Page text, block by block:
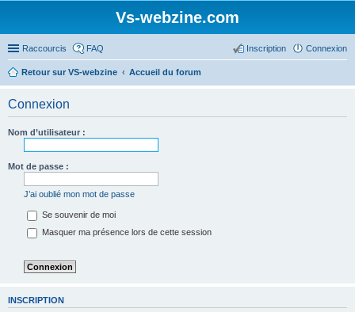
Vs-webzine.com
Raccourcis FAQ Connexion
Inscription
Retour sur VS-webzine Accueil du forum
Connexion
Nom d’utilisateur :
Mot de passe :
J’ai oublié mon mot de passe
Se souvenir de moi
Masquer ma présence lors de cette session
INSCRIPTION